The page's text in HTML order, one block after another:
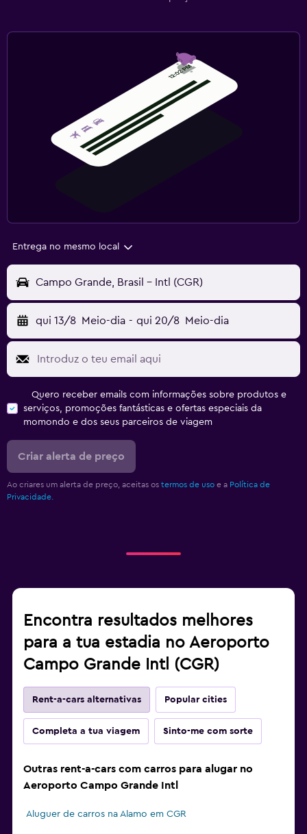
Entrega no mesmo local
Campo Grande, Brasil - Intl (CGR)
qui 13/8 Meio-dia - qui 20/8 Meio-dia
Quero receber emails com informações sobre produtos e
serviços, promoções fantásticas e ofertas especiais da
momondo e dos seus parceiros de viagem
Criar alerta de preço
Ao criares um alerta de preço, aceitas os termos de uso e a Política de
Privacidade.
Encontra resultados melhores
para a tua estadia no Aeroporto
Campo Grande Intl (CGR)
Rent-a-cars alternativas Popular cities
Completa a tua viagem Sinto-me com sorte
Outras rent-a-cars com carros para alugar no
Aeroporto Campo Grande Intl
Aluguer de carros na Alamo em CGR